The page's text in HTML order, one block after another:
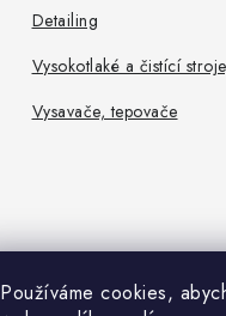
Používáme cookies,
Detailing
Vysokotlaké a čistící
Vysavače, tepovače